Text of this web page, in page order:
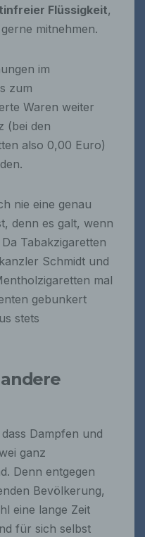
Flüssigkeit,
mitnehmen.
im
zum
Waren weiter
(bei den
also 0,00 Euro)
nie eine genau
denn es galt, wenn
Tabakzigaretten
Schmidt und
mal
gebunkert
stets
Dampfen und
ganz
Denn entgegen
Bevölkerung,
eine lange Zeit
für sich selbst